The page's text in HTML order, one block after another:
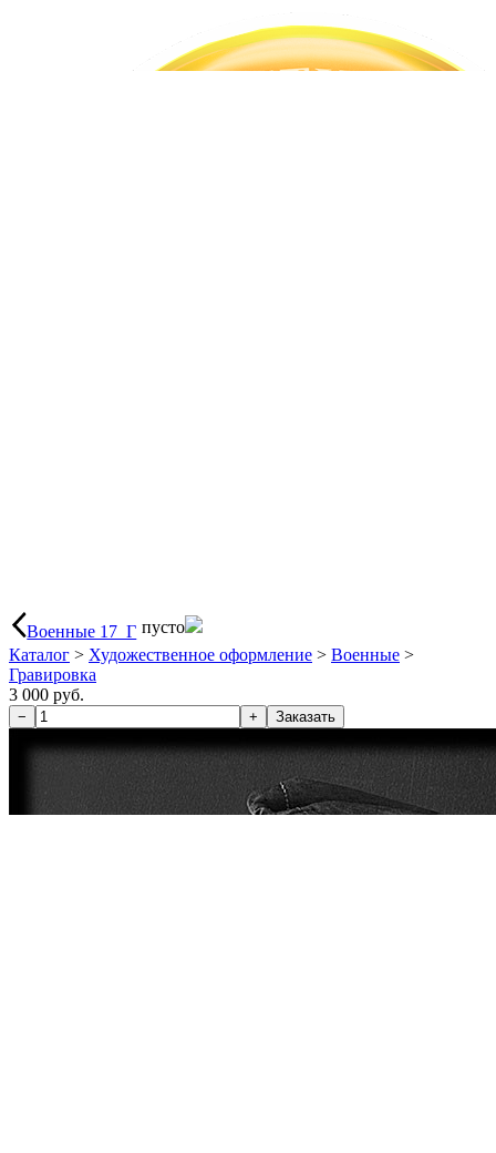
Военные 17_Г пусто
Каталог > Художественное оформление > Военные >
Гравировка
3 000 руб.